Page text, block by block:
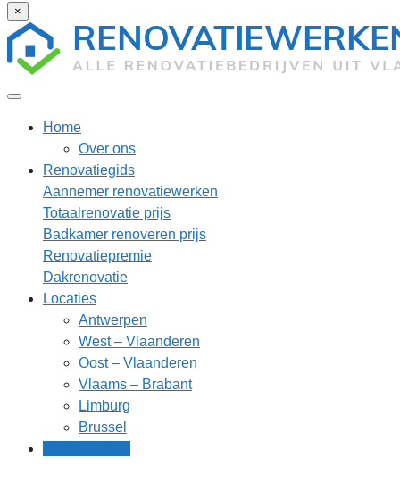
×
Home
Over ons
Renovatiegids
Aannemer renovatiewerken
Totaalrenovatie prijs
Badkamer renoveren prijs
Renovatiepremie
Dakrenovatie
Locaties
Antwerpen
West – Vlaanderen
Oost – Vlaanderen
Vlaams – Brabant
Limburg
Brussel